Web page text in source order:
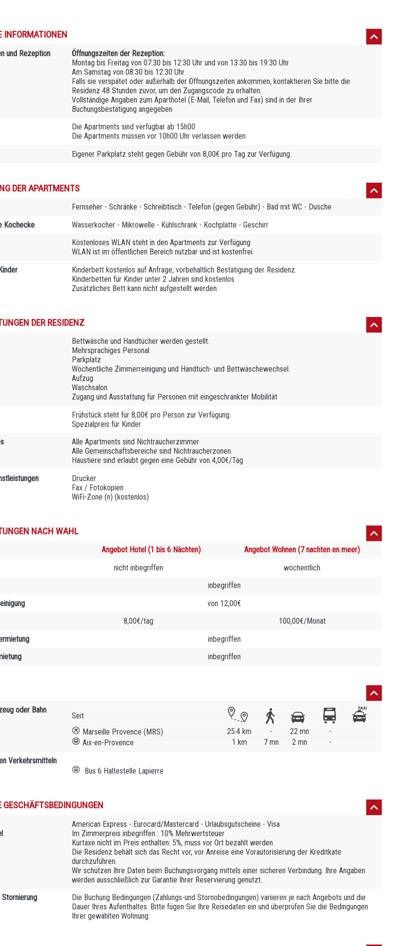
INFORMATIONEN
und Rezeption
Öffnungszeiten der Rezeption:
Montag bis Freitag von 07:30 bis 12:30 Uhr und von 13:30 bis 19:30 Uhr
Am Samstag von 08:30 bis 12:30 Uhr
Falls sie verspätet oder außerhalb der Öffnungszeiten ankommen, kontaktieren Sie bitte die
Residenz 48 Stunden zuvor, um den Zugangscode zu erhalten.
Vollständige Angaben zum Aparthotel (E-Mail, Telefon und Fax) sind in der Ihrer
Buchungsbestätigung angegeben
Die Apartments sind verfügbar ab 15h00
Die Apartments müssen vor 10h00 Uhr verlassen werden
Eigener Parkplatz steht gegen Gebühr von 8,00€ pro Tag zur Verfügung.
DER APARTMENTS
Fernseher - Schränke - Schreibtisch - Telefon (gegen Gebühr) - Bad mit WC - Dusche
Kochecke
Wasserkocher - Mikrowelle - Kühlschrank - Kochplatte - Geschirr
Kostenloses WLAN steht in den Apartments zur Verfügung
WLAN ist im öffentlichen Bereich nutzbar und ist kostenfrei.
Kinderbett kostenlos auf Anfrage, vorbehaltlich Bestätigung der Residenz.
Kinderbetten für Kinder unter 2 Jahren sind kostenlos
Zusätzliches Bett kann nicht aufgestellt werden.
DER RESIDENZ
Bettwäsche und Handtücher werden gestellt.
Mehrsprachiges Personal
Parkplatz
Wöchentliche Zimmerreinigung und Handtuch- und Bettwäschewechsel.
Aufzug
Waschsalon
Zugang und Ausstattung für Personen mit eingeschränkter Mobilität
Frühstück steht für 8,00€ pro Person zur Verfügung.
Spezialpreis für Kinder
Alle Apartments sind Nichtraucherzimmer
Alle Gemeinschaftsbereiche sind Nichtraucherzonen.
Haustiere sind erlaubt gegen eine Gebühr von 4,00€/Tag
Drucker
Fax / Fotokopien
WiFi-Zone (n) (kostenlos)
NACH WAHL
Angebot Wohnen (7 nachten en meer)
Angebot Hotel (1 bis 6 Nächten)
wöchentlich
nicht inbegriffen
inbegriffen
von 12,00€
100,00€/Monat
8,00€/tag
inbegriffen
inbegriffen
oder Bahn
Seit
Marseille Provence (MRS)
25.4 km - 22 mn
-
Aix-en-Provence
1 km 7 mn 2 mn -
Verkehrsmitteln
Bus 6 Haltestelle Lapierre
GESCHÄFTSBEDINGUNGEN
American Express - Eurocard/Mastercard - Urlaubsgutscheine - Visa
Im Zimmerpreis inbegriffen : 10% Mehrwertsteuer
Kurtaxe nicht im Preis enthalten: 5%, muss vor Ort bezahlt werden
Die Residenz behält sich das Recht vor, vor Anreise eine Vorautorisierung der Kreditkate
durchzuführen.
Wir schützen Ihre Daten beim Buchungsvorgang mittels einer sicheren Verbindung. Ihre Angaben
werden ausschließlich zur Garantie Ihrer Reservierung genutzt.
Stornierung
Die Buchung Bedingungen (Zahlungs-und Stornobedingungen) variieren je nach Angebots und die
Dauer Ihres Aufenthaltes. Bitte fügen Sie Ihre Reisedaten ein und überprüfen Sie die Bedingungen
Ihrer gewählten Wohnung.